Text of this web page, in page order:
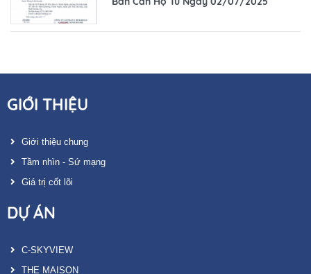
GIỚI THIỆU
Giới thiệu chung
Tầm nhìn - Sứ mạng
Giá trị cốt lõi
DỰ ÁN
C-SKYVIEW
THE MAISON